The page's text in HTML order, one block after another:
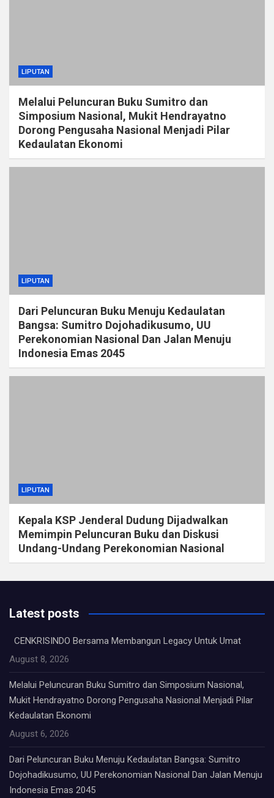
LIPUTAN
Melalui Peluncuran Buku Sumitro dan
Simposium Nasional, Mukit Hendrayatno
Dorong Pengusaha Nasional Menjadi Pilar
Kedaulatan Ekonomi
LIPUTAN
Dari Peluncuran Buku Menuju Kedaulatan
Bangsa: Sumitro Dojohadikusumo, UU
Perekonomian Nasional Dan Jalan Menuju
Indonesia Emas 2045
LIPUTAN
Kepala KSP Jenderal Dudung Dijadwalkan
Memimpin Peluncuran Buku dan Diskusi
Undang-Undang Perekonomian Nasional
Latest posts
CENKRISINDO Bersama Membangun Legacy Untuk Umat
August 8, 2026
Melalui Peluncuran Buku Sumitro dan Simposium Nasional,
Mukit Hendrayatno Dorong Pengusaha Nasional Menjadi Pilar
Kedaulatan Ekonomi
August 6, 2026
Dari Peluncuran Buku Menuju Kedaulatan Bangsa: Sumitro
Dojohadikusumo, UU Perekonomian Nasional Dan Jalan Menuju
Indonesia Emas 2045